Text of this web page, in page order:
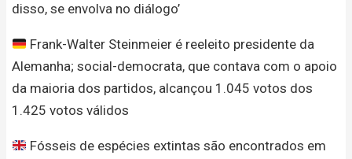
disso, se envolva no diálogo’
Frank-Walter Steinmeier é reeleito presidente da
Alemanha; social-democrata, que contava com o apoio
da maioria dos partidos, alcançou 1.045 votos dos
1.425 votos válidos
Fósseis de espécies extintas são encontrados em